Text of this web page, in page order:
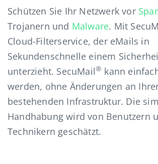
Schützen Sie Ihr Netzwerk vor
Trojanern und Malware. Mit
Cloud-Filterservice, der eMails in
Sekundenschnelle einem
unterzieht. SecuMail® kann
werden, ohne Änderungen an
bestehenden Infrastruktur. Die
Handhabung wird von Benutzern
Technikern geschätzt.